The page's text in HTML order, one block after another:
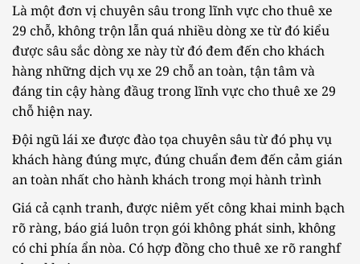
Là một đơn vị chuyên sâu trong lĩnh vực cho thuê xe
29 chỗ, không trộn lẫn quá nhiều dòng xe từ đó kiểu
được sâu sắc dòng xe này từ đó đem đến cho khách
hàng những dịch vụ xe 29 chỗ an toàn, tận tâm và
đáng tin cậy hàng đầug trong lĩnh vực cho thuê xe 29
chỗ hiện nay.
Đội ngũ lái xe được đào tọa chuyên sâu từ đó phụ vụ
khách hàng đúng mực, đúng chuẩn đem đến cảm gián
an toàn nhất cho hành khách trong mọi hành trình
Giá cả cạnh tranh, được niêm yết công khai minh bạch
rõ ràng, báo giá luôn trọn gói không phát sinh, không
có chi phía ẩn nòa. Có hợp đồng cho thuê xe rõ ranghf